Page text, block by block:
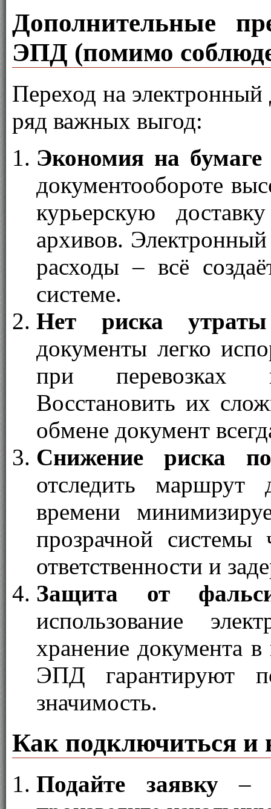
Дополнительные
ЭПД (помимо
Переход на электронный
ряд важных выгод:
Экономия на
документообороте
курьерскую
архивов.
расходы – всё
системе.
Нет риска утраты
документы легко
при перевозках
Восстановить их
обмене документ
Снижение риска
отследить маршрут
времени
прозрачной
ответственности и
Защита от
использование
хранение документа
ЭПД гарантируют
значимость.
Как подключиться и
Подайте заявку–